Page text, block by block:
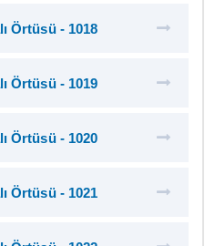
Örtüsü - 1018
Örtüsü - 1019
Örtüsü - 1020
Örtüsü - 1021